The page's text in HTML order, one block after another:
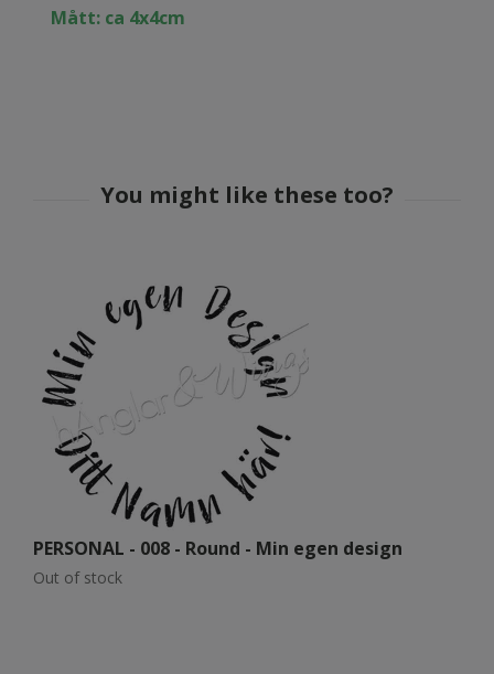
Mått: ca 4x4cm
PERSONAL - 008 - Round - Min egen design
Out of stock